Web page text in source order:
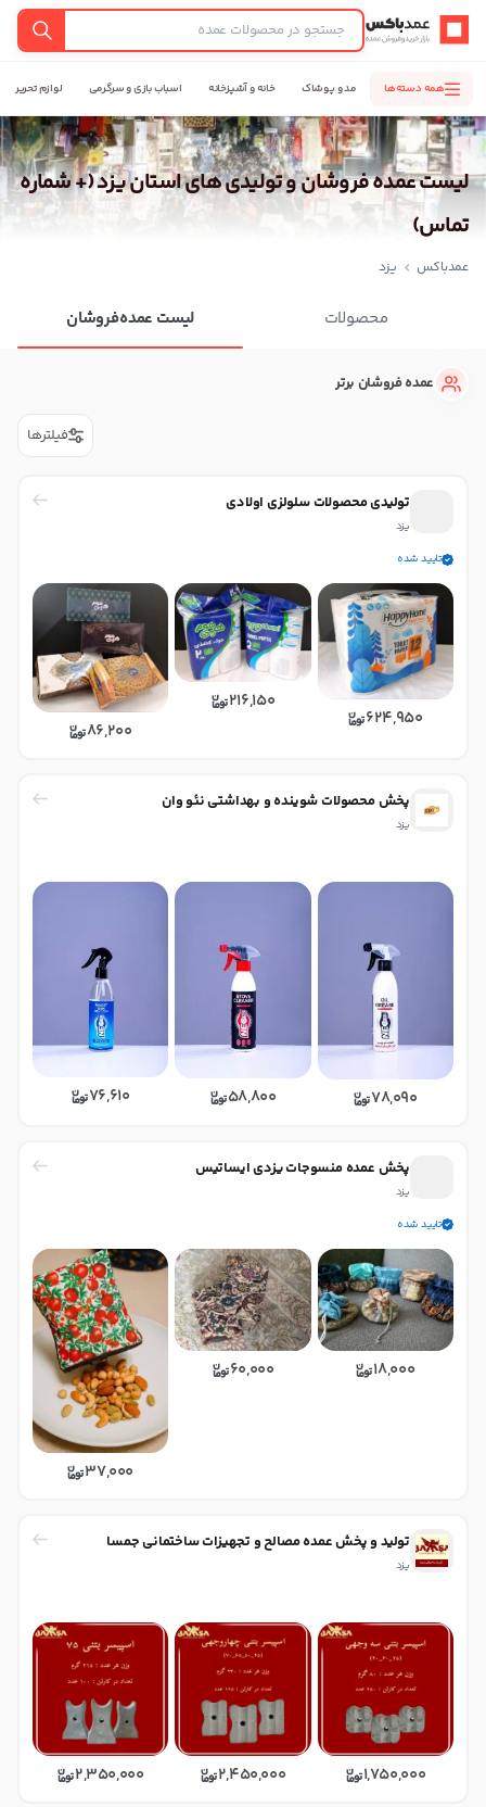
عمدباکس — بازگشت به صفحه اصلی
جستجو
همه دسته‌ها مد و پوشاک خانه و آشپزخانه اسباب بازی و سرگرمی لوازم تحریر
لیست عمده فروشان و تولیدی های استان یزد (+ شماره
تماس)
عمدباکس یزد
محصولات لیست عمده‌فروشان
عمده فروشان برتر
فیلترها
تولیدی محصولات سلولزی اولادی
یزد
تایید شده
624,950
216,150
86,200
پخش محصولات شوینده و بهداشتی نئو وان
یزد
78,090
58,800
76,610
پخش عمده منسوجات یزدی ایساتیس
یزد
تایید شده
18,000
60,000
37,000
تولید و پخش عمده مصالح و تجهیزات ساختمانی جمسا
یزد
1,750,000
2,450,000
2,350,000